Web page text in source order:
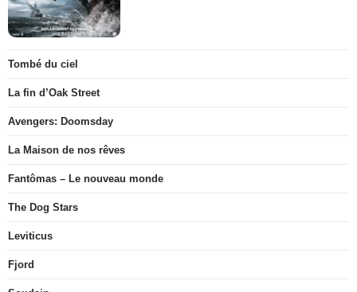
Tombé du ciel
La fin d’Oak Street
Avengers: Doomsday
La Maison de nos rêves
Fantômas – Le nouveau monde
The Dog Stars
Leviticus
Fjord